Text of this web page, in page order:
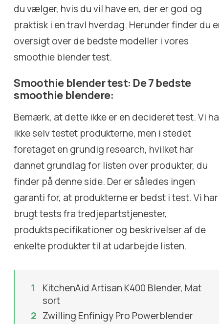
du vælger, hvis du vil have en, der er god og
praktisk i en travl hverdag. Herunder finder du
oversigt over de bedste modeller i vores
smoothie blender test.
Smoothie blender test: De 7 bedste
smoothie blendere:
Bemærk, at dette ikke er en decideret test. Vi
ikke selv testet produkterne, men i stedet
foretaget en grundig research, hvilket har
dannet grundlag for listen over produkter, du
finder på denne side. Der er således ingen
garanti for, at produkterne er bedst i test. Vi har
brugt tests fra tredjepartstjenester,
produktspecifikationer og beskrivelser af de
enkelte produkter til at udarbejde listen.
KitchenAid Artisan K400 Blender, Mat
sort
Zwilling Enfinigy Pro Powerblender